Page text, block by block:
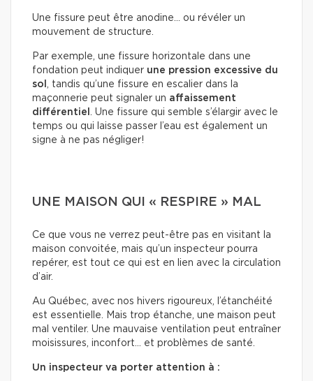
Une fissure peut être anodine… ou révéler un
mouvement de structure.
Par exemple, une fissure horizontale dans une
fondation peut indiquer une pression excessive du
sol , tandis qu’une fissure en escalier dans la
maçonnerie peut signaler un affaissement
différentiel . Une fissure qui semble s’élargir avec le
temps ou qui laisse passer l’eau est également un
signe à ne pas négliger!
UNE MAISON QUI « RESPIRE » MAL
Ce que vous ne verrez peut-être pas en visitant la
maison convoitée, mais qu’un inspecteur pourra
repérer, est tout ce qui est en lien avec la circulation
d’air.
Au Québec, avec nos hivers rigoureux, l’étanchéité
est essentielle. Mais trop étanche, une maison peut
mal ventiler. Une mauvaise ventilation peut entraîner
moisissures, inconfort… et problèmes de santé.
Un inspecteur va porter attention à :